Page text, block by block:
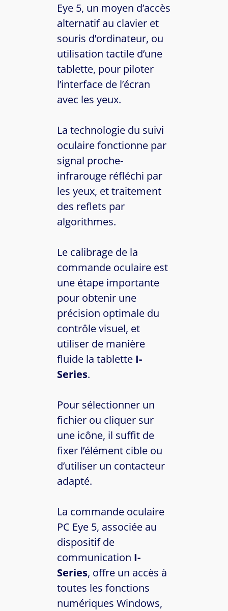
Eye 5, un moyen d’accès
alternatif au clavier et
souris d’ordinateur, ou
utilisation tactile d’une
tablette, pour piloter
l’interface de l’écran
avec les yeux.
La technologie du suivi
oculaire fonctionne par
signal proche-
infrarouge réfléchi par
les yeux, et traitement
des reflets par
algorithmes.
Le calibrage de la
commande oculaire est
une étape importante
pour obtenir une
précision optimale du
contrôle visuel, et
utiliser de manière
fluide la tablette I-
Series.
Pour sélectionner un
fichier ou cliquer sur
une icône, il suffit de
fixer l’élément cible ou
d’utiliser un contacteur
adapté.
La commande oculaire
PC Eye 5, associée au
dispositif de
communication I-
Series, offre un accès à
toutes les fonctions
numériques Windows,